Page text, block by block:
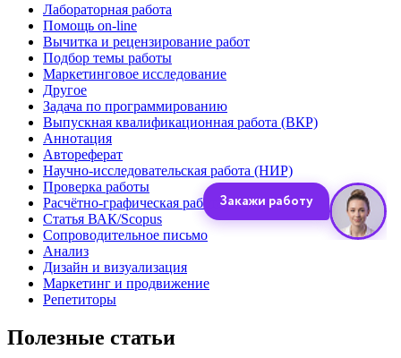
Лабораторная работа
Помощь on-line
Вычитка и рецензирование работ
Подбор темы работы
Маркетинговое исследование
Другое
Задача по программированию
Выпускная квалификационная работа (ВКР)
Аннотация
Автореферат
Научно-исследовательская работа (НИР)
Проверка работы
Расчётно-графическая работа (РГР)
Статья ВАК/Scopus
Сопроводительное письмо
Анализ
Дизайн и визуализация
Маркетинг и продвижение
Репетиторы
Полезные статьи